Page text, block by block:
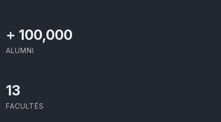
+ 100,000
ALUMNI
13
FACULTÉS